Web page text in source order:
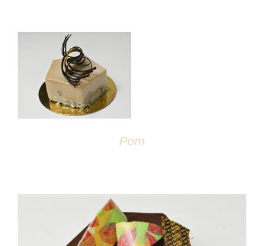
DÉTAILS
Pom